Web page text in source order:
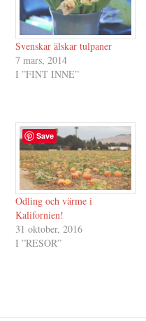
Svenskar älskar tulpaner
7 mars, 2014
I ”FINT INNE”
Odling och värme i
Kalifornien!
31 oktober, 2016
I ”RESOR”
Save